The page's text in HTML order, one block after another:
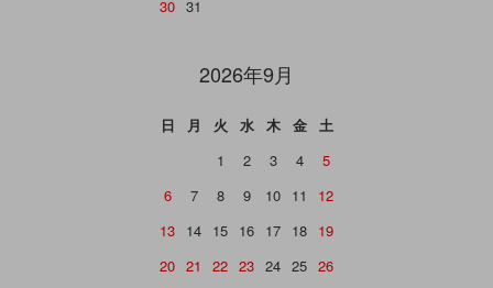
30 31
2026年9月
日 月 火 水 木 金
土
1
2 3 4
5
6
7 8 9 10 11
12
13 14 15 16 17 18 19
20 21 22 23 24 25 26